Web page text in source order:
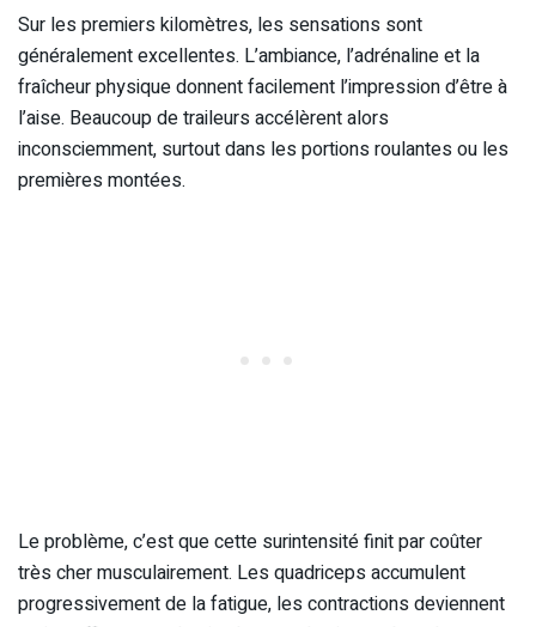
Sur les premiers kilomètres, les sensations sont
généralement excellentes. L’ambiance, l’adrénaline et la
fraîcheur physique donnent facilement l’impression d’être à
l’aise. Beaucoup de traileurs accélèrent alors
inconsciemment, surtout dans les portions roulantes ou les
premières montées.
Le problème, c’est que cette surintensité finit par coûter
très cher musculairement. Les quadriceps accumulent
progressivement de la fatigue, les contractions deviennent